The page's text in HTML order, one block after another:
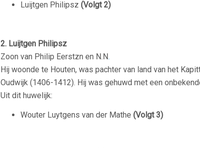
Luijtgen Philipsz (Volgt 2)
2. Luijtgen Philipsz
Zoon van Philip Eerstzn en N.N.
Hij woonde te Houten, was pachter van land van het
Oudwijk (1406-1412). Hij was gehuwd met een
Uit dit huwelijk:
Wouter Luytgens van der Mathe (Volgt 3)